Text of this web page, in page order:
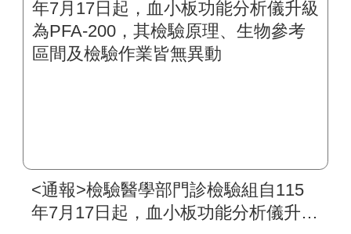
<通報>檢驗醫學部門診檢驗組自115
年7月17日起，血小板功能分析儀升級